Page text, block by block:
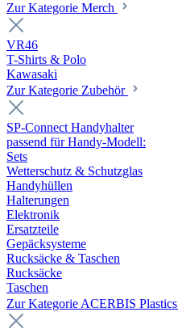
Zur Kategorie Merch
VR46
T-Shirts & Polo
Kawasaki
Zur Kategorie Zubehör
SP-Connect Handyhalter
passend für Handy-Modell:
Sets
Wetterschutz & Schutzglas
Handyhüllen
Halterungen
Elektronik
Ersatzteile
Gepäcksysteme
Rucksäcke & Taschen
Rucksäcke
Taschen
Zur Kategorie ACERBIS Plastics